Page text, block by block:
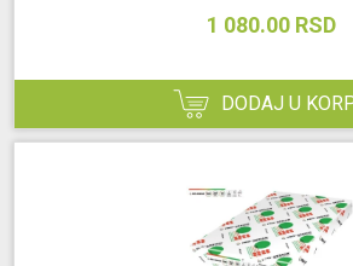
1 080.00 RSD
DODAJ U